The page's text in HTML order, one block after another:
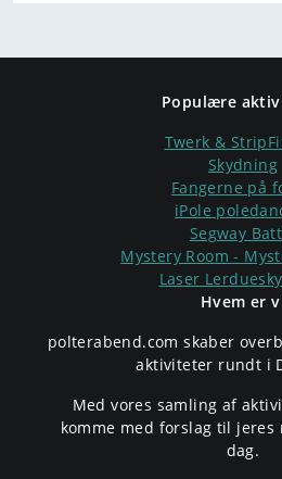
Populære
Twerk &
Skydning
Fangerne på
iPole
Segway
Mystery Room -
Laser
Hvem er
polterabend.com skaber
aktiviteter rundt i
Med vores samling af
komme med forslag til
dag.